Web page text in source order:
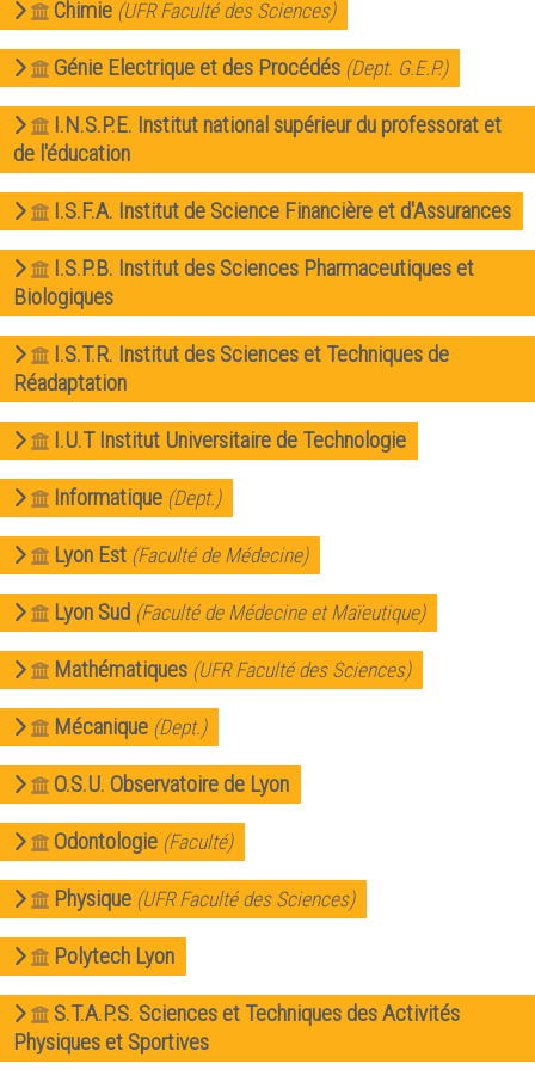
Sportives)
UFR Biosciences (Biologie, Biochimie)
GEP (Génie Electrique des Procédés - Département composante)
Informatique (Département Composante)
Plan et accès
OUTILS
Intranet des personnels
Moodle
Emploi du temps
Messagerie
Stage et emploi
Portefeuille d'Expériences et
de Compétences
Fermer
Chimie (UFR Faculté des Sciences)
Génie Electrique et des Procédés (Dept. G.E.P.)
I.N.S.P.E. Institut national supérieur du professorat et
de l'éducation
I.S.F.A. Institut de Science Financière et d'Assurances
I.S.P.B. Institut des Sciences Pharmaceutiques et
Biologiques
I.S.T.R. Institut des Sciences et Techniques de
Réadaptation
I.U.T Institut Universitaire de Technologie
Informatique (Dept.)
Lyon Est (Faculté de Médecine)
Lyon Sud (Faculté de Médecine et Maïeutique)
Mathématiques (UFR Faculté des Sciences)
Mécanique (Dept.)
O.S.U. Observatoire de Lyon
Odontologie (Faculté)
Physique (UFR Faculté des Sciences)
Polytech Lyon
S.T.A.P.S. Sciences et Techniques des Activités
Physiques et Sportives